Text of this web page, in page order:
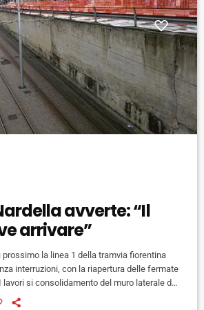
avverte: “Il
arrivare”
prossimo la linea 1 della tramvia fiorentina
interruzioni, con la riapertura delle fermate
lavori si consolidamento del muro laterale del
in fase di completamento e il cantiere